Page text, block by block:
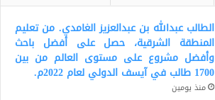
الطالب عبدالله بن عبدالعزيز الغامدي. من تعليم
المنطقة الشرقية، حصل على أفضل باحث
وأفضل مشروع على مستوى العالم من بين
1700 طالب في آيسف الدولي لعام 2022م.
منذ يومين